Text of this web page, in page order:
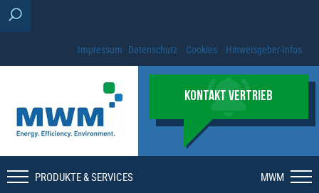
Impressum Datenschutz Cookies Hinweisgeber-Infos
KONTAKT VERTRIEB
PRODUKTE & SERVICES MWM